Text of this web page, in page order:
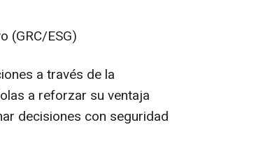
(GRC/ESG)
a través de la
a reforzar su ventaja
decisiones con seguridad